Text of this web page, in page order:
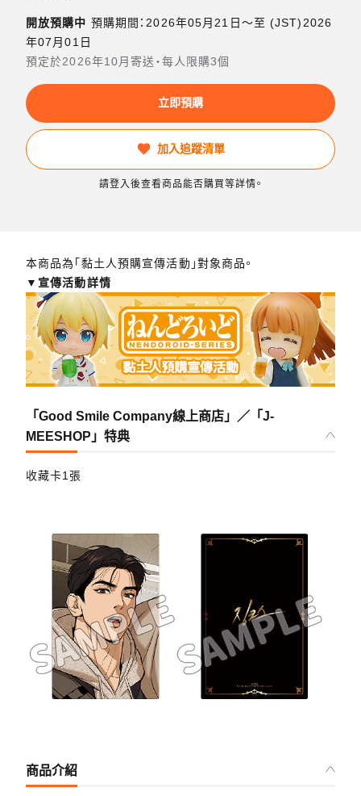
開放預購中 預購期間：2026年05月21日〜至 (JST)2026
年07月01日
預定於2026年10月寄送・每人限購3個
立即預購
加入追蹤清單
請登入後查看商品能否購買等詳情。
本商品為「黏土人預購宣傳活動」對象商品。
▼宣傳活動詳情
「Good Smile Company線上商店」／「J-
MEESHOP」特典
收藏卡1張
商品介紹